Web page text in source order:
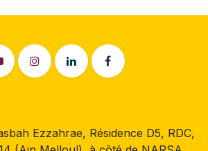
Ezzahrae, Résidence D5, RDC,